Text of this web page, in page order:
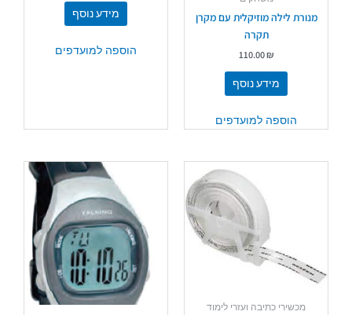
מנורת לילה מוזיקלית עם מקרן
תקרה
110.00₪
מידע נוסף
הוספה למועדפים
מידע נוסף
הוספה למועדפים
מכשירי כתיבה ועזרי לימוד